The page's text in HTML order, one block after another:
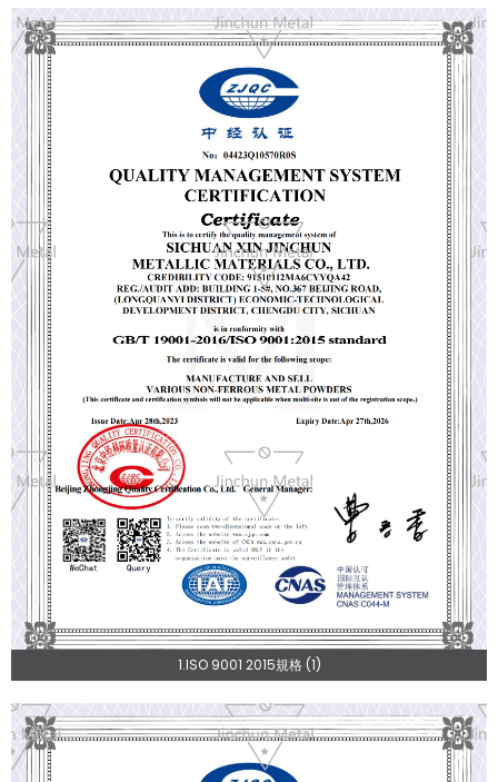
1.ISO 9001 2015規格 (1)